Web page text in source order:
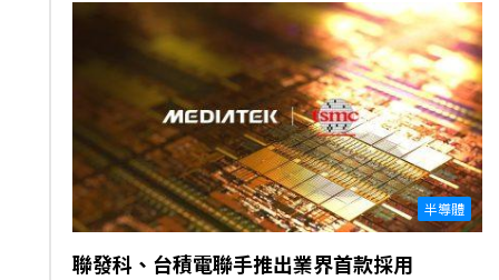
半導體
聯發科、台積電聯手推出業界首款採用